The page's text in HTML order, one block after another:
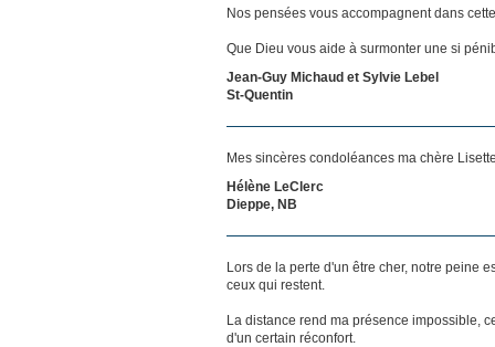
Nos pensées vous accompagnent dans
Que Dieu vous aide à surmonter une si
Jean-Guy Michaud et Sylvie Lebel
St-Quentin
Mes sincères condoléances ma chère
Hélène LeClerc
Dieppe, NB
Lors de la perte d'un être cher, notre peine
ceux qui restent.
La distance rend ma présence impossible,
d'un certain réconfort.